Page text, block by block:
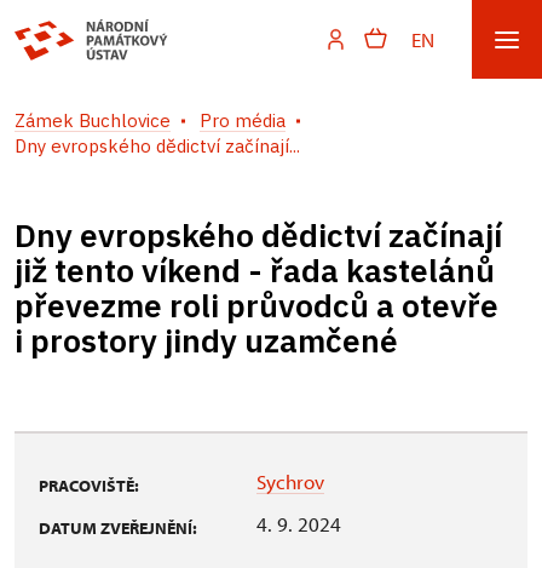
EN
Zámek Buchlovice
Pro média
Dny evropského dědictví začínají...
Dny evropského dědictví začínají
již tento víkend - řada kastelánů
převezme roli průvodců a otevře
i prostory jindy uzamčené
PRACOVIŠTĚ: Sychrov
DATUM ZVEŘEJNĚNÍ: 4. 9. 2024